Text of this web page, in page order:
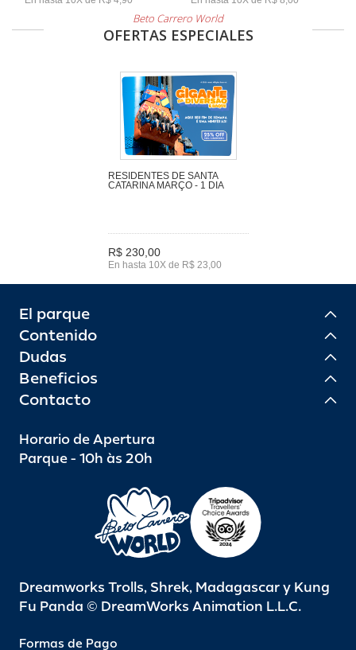
Beto Carrero World
OFERTAS ESPECIALES
RESIDENTES DE SANTA
CATARINA MARÇO - 1 DIA
R$ 230,00
En hasta 10X de R$ 23,00
El parque
Contenido
Dudas
Beneficios
Contacto
Horario de Apertura
Parque - 10h às 20h
Dreamworks Trolls, Shrek, Madagascar y Kung
Fu Panda © DreamWorks Animation L.L.C.
Formas de Pago